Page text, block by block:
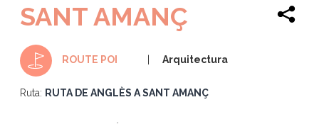
SANT AMANÇ
ROUTE POI Arquitectura
Ruta: RUTA DE ANGLÈS A SANT AMANÇ